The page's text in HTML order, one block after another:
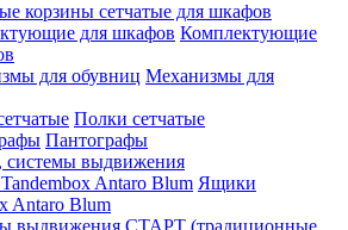
корзины сетчатые для шкафов
Комплектующие
Механизмы для
Полки сетчатые
Пантографы
выдвижения
Ящики
Antaro Blum